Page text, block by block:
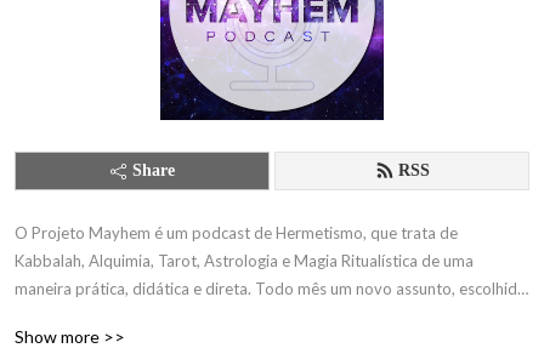
Share RSS
O Projeto Mayhem é um podcast de Hermetismo, que trata de
Kabbalah, Alquimia, Tarot, Astrologia e Magia Ritualística de uma
maneira prática, didática e direta. Todo mês um novo assunto, escolhido
Show more >>